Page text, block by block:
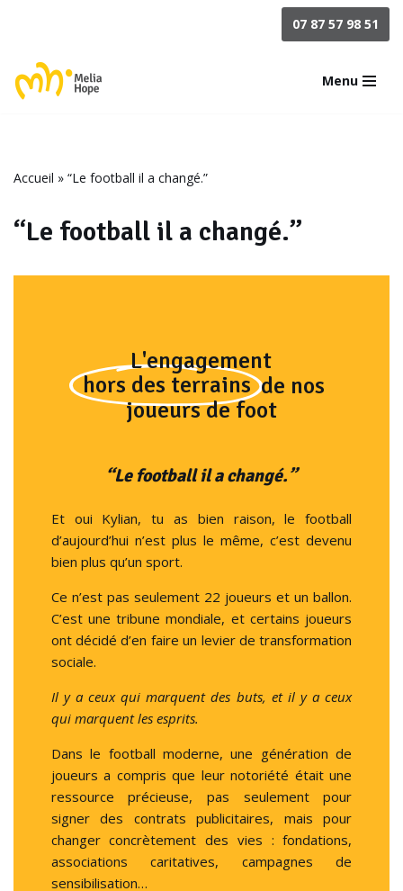
au
contenu
07 87 57 98 51
Menu
Accueil » “Le football il a changé.”
“Le football il a changé.”
L'engagement
hors des terrainsde nos
joueurs de foot
“Le football il a changé.”
Et oui Kylian, tu as bien raison, le football
d’aujourd’hui n’est plus le même, c’est devenu
bien plus qu’un sport.
Ce n’est pas seulement 22 joueurs et un ballon.
C’est une tribune mondiale, et certains joueurs
ont décidé d’en faire un levier de transformation
sociale.
Il y a ceux qui marquent des buts, et il y a ceux
qui marquent les esprits.
Dans le football moderne, une génération de
joueurs a compris que leur notoriété était une
ressource précieuse, pas seulement pour
signer des contrats publicitaires, mais pour
changer concrètement des vies : fondations,
associations caritatives, campagnes de
sensibilisation…